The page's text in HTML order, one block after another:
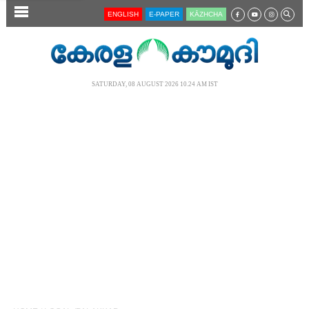
SECTIONS ENGLISH E-PAPER KĀZHCHA
SATURDAY, 08 AUGUST 2026 10.24 AM IST